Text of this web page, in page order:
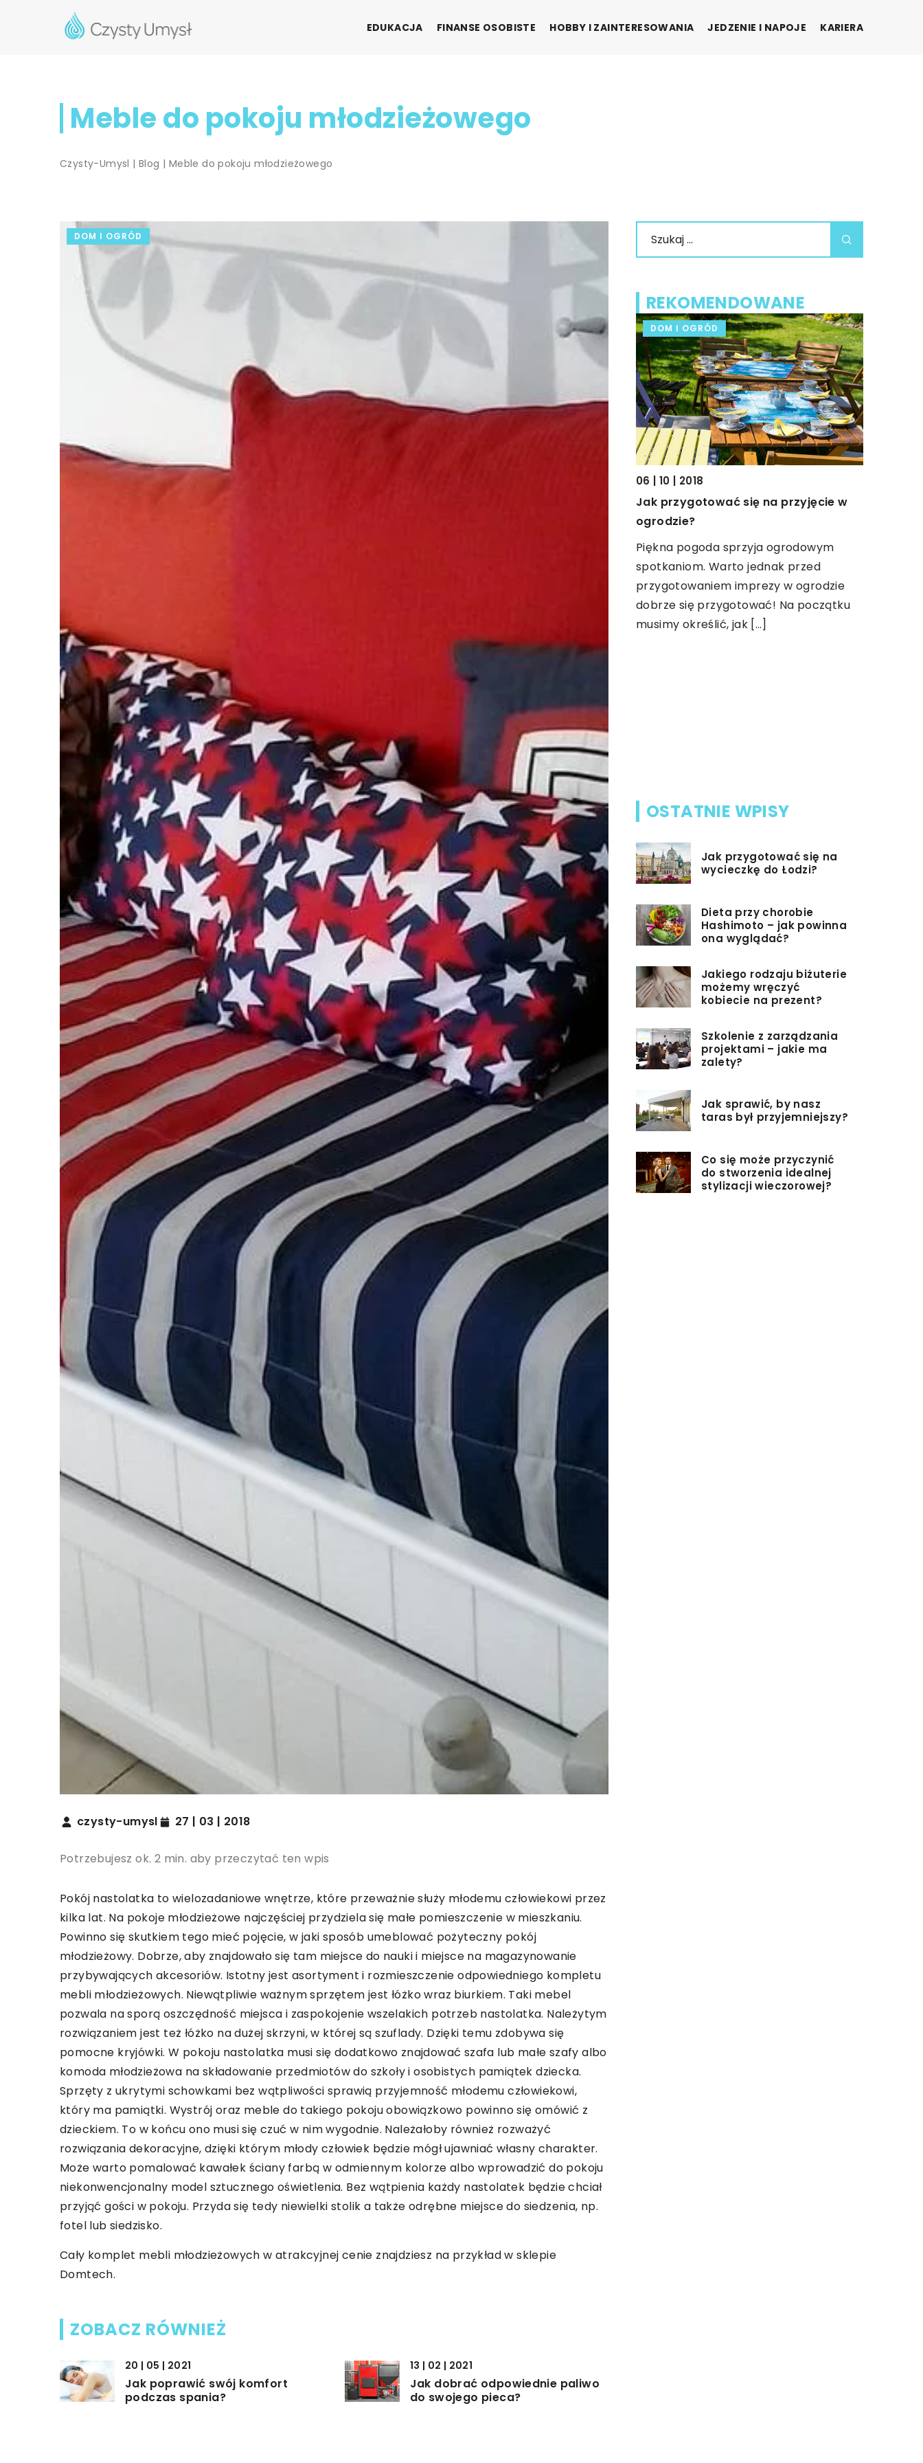
EDUKACJA FINANSE OSOBISTE HOBBY I ZAINTERESOWANIA JEDZENIE I NAPOJE KARIERA
Meble do pokoju młodzieżowego
Czysty-Umysl |Blog | Meble do pokoju młodzieżowego
DOM I OGRÓD
czysty-umysl 27 | 03 | 2018
Potrzebujesz ok. 2 min. aby przeczytać ten wpis
Pokój nastolatka to wielozadaniowe wnętrze, które przeważnie służy młodemu człowiekowi przez
kilka lat. Na pokoje młodzieżowe najczęściej przydziela się małe pomieszczenie w mieszkaniu.
Powinno się skutkiem tego mieć pojęcie, w jaki sposób umeblować pożyteczny pokój
młodzieżowy. Dobrze, aby znajdowało się tam miejsce do nauki i miejsce na magazynowanie
przybywających akcesoriów. Istotny jest asortyment i rozmieszczenie odpowiedniego kompletu
mebli młodzieżowych. Niewątpliwie ważnym sprzętem jest łóżko wraz biurkiem. Taki mebel
pozwala na sporą oszczędność miejsca i zaspokojenie wszelakich potrzeb nastolatka. Należytym
rozwiązaniem jest też łóżko na dużej skrzyni, w której są szuflady. Dzięki temu zdobywa się
pomocne kryjówki. W pokoju nastolatka musi się dodatkowo znajdować szafa lub małe szafy albo
komoda młodzieżowa na składowanie przedmiotów do szkoły i osobistych pamiątek dziecka.
Sprzęty z ukrytymi schowkami bez wątpliwości sprawią przyjemność młodemu człowiekowi,
który ma pamiątki. Wystrój oraz meble do takiego pokoju obowiązkowo powinno się omówić z
dzieckiem. To w końcu ono musi się czuć w nim wygodnie. Należałoby również rozważyć
rozwiązania dekoracyjne, dzięki którym młody człowiek będzie mógł ujawniać własny charakter.
Może warto pomalować kawałek ściany farbą w odmiennym kolorze albo wprowadzić do pokoju
niekonwencjonalny model sztucznego oświetlenia. Bez wątpienia każdy nastolatek będzie chciał
przyjąć gości w pokoju. Przyda się tedy niewielki stolik a także odrębne miejsce do siedzenia, np.
fotel lub siedzisko.
Cały komplet mebli młodzieżowych w atrakcyjnej cenie znajdziesz na przykład w sklepie
Domtech.
ZOBACZ RÓWNIEŻ
20 | 05 | 2021
Jak poprawić swój komfort
podczas spania?
13 | 02 | 2021
Jak dobrać odpowiednie paliwo
do swojego pieca?
REKOMENDOWANE
Jak dopasować opakowanie do
produktu?
To, w co zapakowany jest towar
odgrywa niebagatelne znaczenie w
procesie jego sprzedaży. Mówi się, że
ludzie kupują oczami, dlatego […]
BUDOWNICTWO I NIERUCHOMOŚCI DOM I OGRÓD
06 | 10 | 2018
Jak przygotować się na przyjęcie w
ogrodzie?
Piękna pogoda sprzyja ogrodowym
spotkaniom. Warto jednak przed
przygotowaniem imprezy w ogrodzie
dobrze się przygotować! Na początku
musimy określić, jak […]
OSTATNIE WPISY
Jak przygotować się na
wycieczkę do Łodzi?
Dieta przy chorobie
Hashimoto – jak powinna
ona wyglądać?
Jakiego rodzaju biżuterie
możemy wręczyć
kobiecie na prezent?
Szkolenie z zarządzania
projektami – jakie ma
zalety?
Jak sprawić, by nasz
taras był przyjemniejszy?
Co się może przyczynić
do stworzenia idealnej
stylizacji wieczorowej?